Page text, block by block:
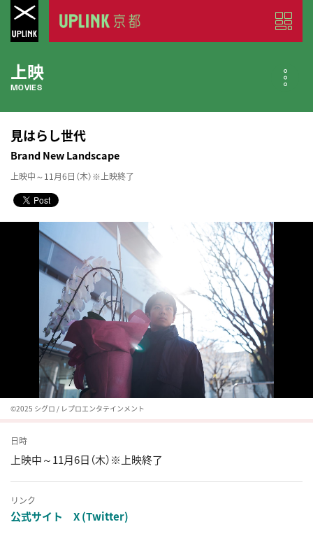
上映
MOVIES
公開中の作品
近日公開の作品
COMING SOON
今月のスケジュール
MONTHLY SCHEDULE
見はらし世代
Brand New Landscape
上映中～11月6日（木）※上映終了
©︎2025 シグロ / レプロエンタテインメント
日時
上映中～11月6日（木）※上映終了
リンク
公式サイト X (Twitter)